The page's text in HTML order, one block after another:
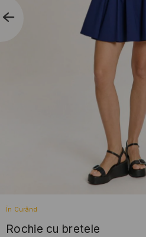
În Curând
Rochie cu bretele